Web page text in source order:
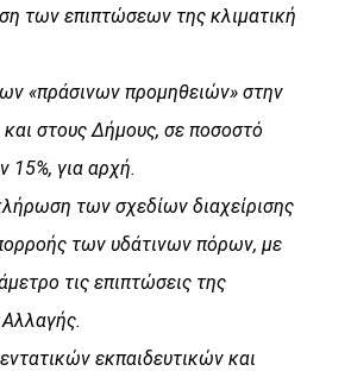
των επιπτώσεων της κλιματική
«πράσινων προμηθειών» στην
και στους Δήμους, σε ποσοστό
15%, για αρχή.
των σχεδίων διαχείρισης
των υδάτινων πόρων, με
τις επιπτώσεις της
εκπαιδευτικών και